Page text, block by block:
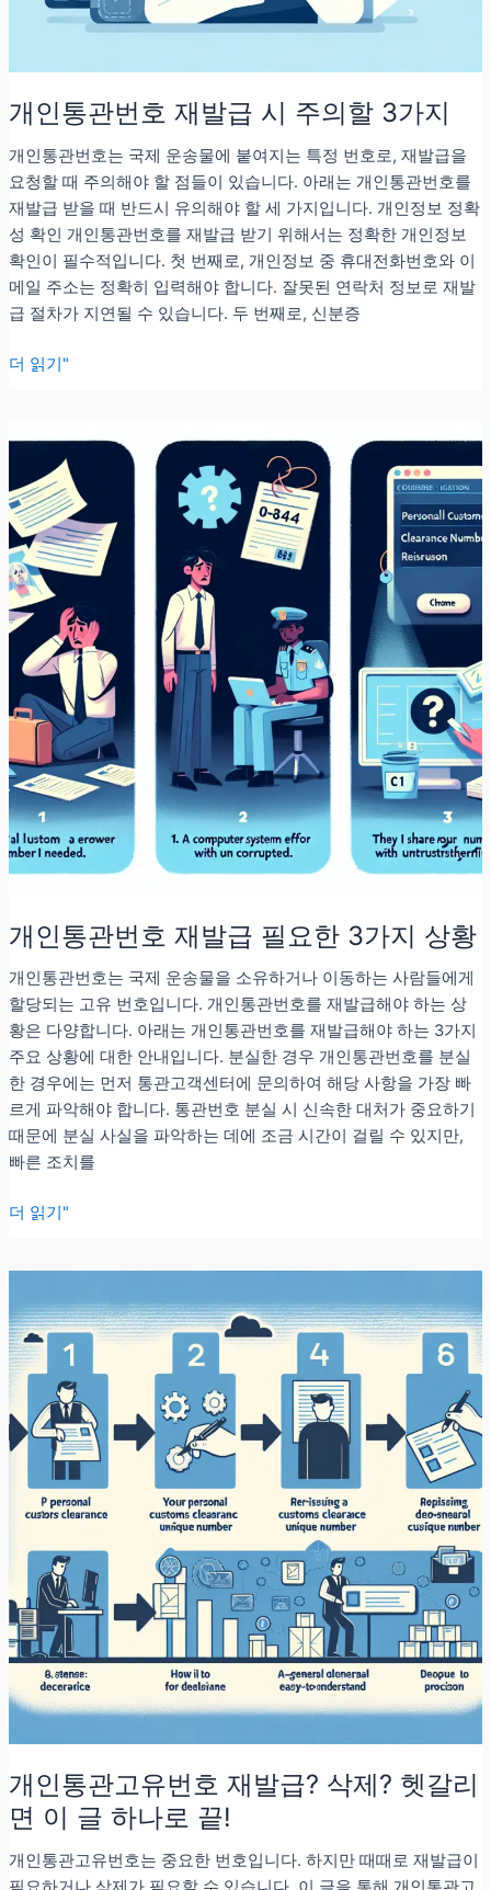
개인통관번호 재발급 시 주의할 3가지
개인통관번호는 국제 운송물에 붙여지는 특정 번호로, 재발급을
요청할 때 주의해야 할 점들이 있습니다. 아래는 개인통관번호를
재발급 받을 때 반드시 유의해야 할 세 가지입니다. 개인정보 정확
성 확인 개인통관번호를 재발급 받기 위해서는 정확한 개인정보
확인이 필수적입니다. 첫 번째로, 개인정보 중 휴대전화번호와 이
메일 주소는 정확히 입력해야 합니다. 잘못된 연락처 정보로 재발
급 절차가 지연될 수 있습니다. 두 번째로, 신분증
개
관
호
재
발
급
시
주
할
3
지
더 읽기"
개인통관번호 재발급 필요한 3가지 상황
개인통관번호는 국제 운송물을 소유하거나 이동하는 사람들에게
할당되는 고유 번호입니다. 개인통관번호를 재발급해야 하는 상
황은 다양합니다. 아래는 개인통관번호를 재발급해야 하는 3가지
주요 상황에 대한 안내입니다. 분실한 경우 개인통관번호를 분실
한 경우에는 먼저 통관고객센터에 문의하여 해당 사항을 가장 빠
르게 파악해야 합니다. 통관번호 분실 시 신속한 대처가 중요하기
때문에 분실 사실을 파악하는 데에 조금 시간이 걸릴 수 있지만,
빠른 조치를
개
번
호
재
발
급
필
상
황
더 읽기"
개인통관고유번호 재발급? 삭제? 헷갈리
면 이 글 하나로 끝!
개인통관고유번호는 중요한 번호입니다. 하지만 때때로 재발급이